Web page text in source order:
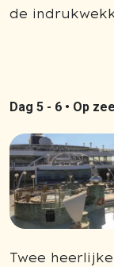
de
Dag 5 - 6 • Op zee
Twee